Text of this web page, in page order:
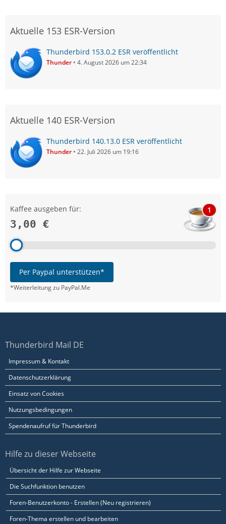
Aktuelle 153 ESR-Version
Thunderbird 153.0.2 ESR veröffentlicht
Thunder 4. August 2026 um 22:34
Aktuelle 140 ESR-Version
Thunderbird 140.13.0 ESR veröffentlicht
Thunder 22. Juli 2026 um 19:16
Kaffee ausgeben für:
3,00 €
1
Per Paypal unterstützen*
*Weiterleitung zu PayPal.Me
Thunderbird Mail DE
Impressum & Kontakt
Datenschutzerklärung
Einsatz von Cookies
Nutzungsbedingungen
Spendenaufruf für Thunderbird
Hilfe zu dieser Webseite
Übersicht der Hilfe zur Webseite
Die Suchfunktion benutzen
Foren-Benutzerkonto - Erstellen (Neu registrieren)
Foren-Thema erstellen und bearbeiten